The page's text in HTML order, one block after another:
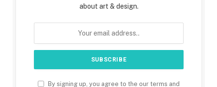
about art & design.
By signing up, you agree to the our terms and